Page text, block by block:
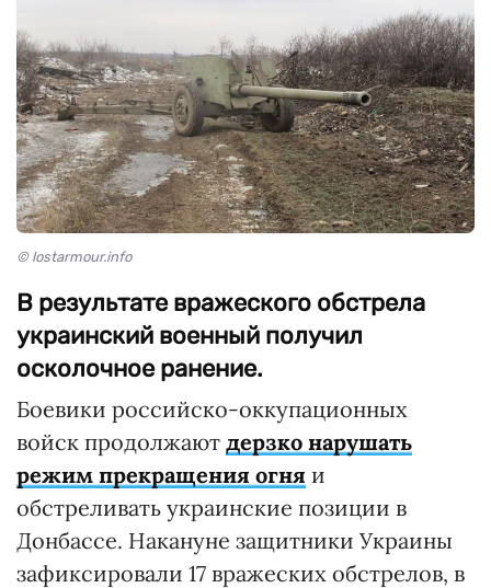
© lostarmour.info
В результате вражеского обстрела
украинский военный получил
осколочное ранение.
Боевики российско-оккупационных
войск продолжают дерзко нарушать
режим прекращения огня и
обстреливать украинские позиции в
Донбассе. Накануне защитники Украины
зафиксировали 17 вражеских обстрелов, в